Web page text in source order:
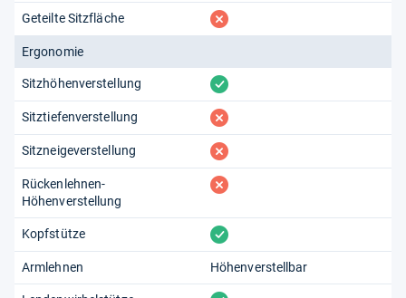
Geteilte Sitzfläche fehlt
Ergonomie
Sitzhöhenverstellung vorhanden
Sitztiefenverstellung fehlt
Sitzneigeverstellung fehlt
Rückenlehnen-
Höhenverstellung
fehlt
Kopfstütze vorhanden
Armlehnen Höhenverstellbar